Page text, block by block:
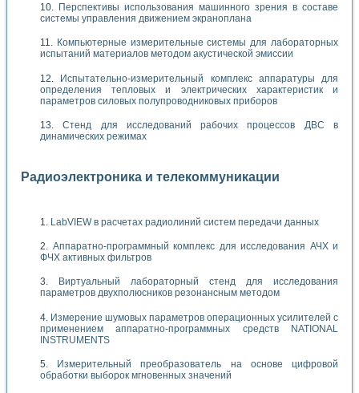
Перспективы использования машинного зрения в составе
системы управления движением экраноплана
Компьютерные измерительные системы для лабораторных
испытаний материалов методом акустической эмиссии
Испытательно-измерительный комплекс аппаратуры для
определения тепловых и электрических характеристик и
параметров силовых полупроводниковых приборов
Стенд для исследований рабочих процессов ДВС в
динамических режимах
Радиоэлектроника и телекоммуникации
LabVIEW в расчетах радиолиний систем передачи данных
Аппаратно-программный комплекс для исследования АЧХ и
ФЧХ активных фильтров
Виртуальный лабораторный стенд для исследования
параметров двухполюсников резонансным методом
Измерение шумовых параметров операционных усилителей с
применением аппаратно-программных средств NATIONAL
INSTRUMENTS
Измерительный преобразователь на основе цифровой
обработки выборок мгновенных значений